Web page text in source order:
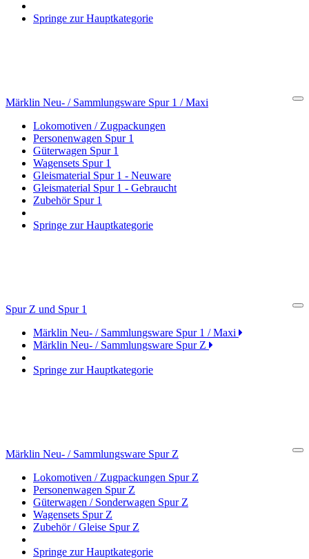
Springe zur Hauptkategorie
Märklin Neu- / Sammlungsware Spur 1 / Maxi
Lokomotiven / Zugpackungen
Personenwagen Spur 1
Güterwagen Spur 1
Wagensets Spur 1
Gleismaterial Spur 1 - Neuware
Gleismaterial Spur 1 - Gebraucht
Zubehör Spur 1
Springe zur Hauptkategorie
Spur Z und Spur 1
Märklin Neu- / Sammlungsware Spur 1 / Maxi
Märklin Neu- / Sammlungsware Spur Z
Springe zur Hauptkategorie
Märklin Neu- / Sammlungsware Spur Z
Lokomotiven / Zugpackungen Spur Z
Personenwagen Spur Z
Güterwagen / Sonderwagen Spur Z
Wagensets Spur Z
Zubehör / Gleise Spur Z
Springe zur Hauptkategorie